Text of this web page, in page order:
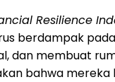
Resilience
berdampak
dan membuat
bahwa